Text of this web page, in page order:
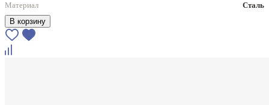
Материал
Сталь
В корзину